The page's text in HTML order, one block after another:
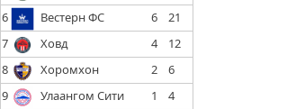
6
Вестерн ФС 6
21
7
Ховд 4
12
8
Хоромхон 2
6
9
Улаангом Сити 1 4